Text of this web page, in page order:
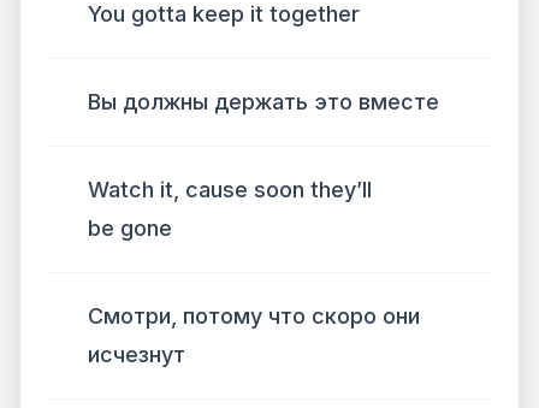
You gotta keep it together
Вы должны держать это вместе
Watch it, cause soon they’ll
be gone
Смотри, потому что скоро они
исчезнут